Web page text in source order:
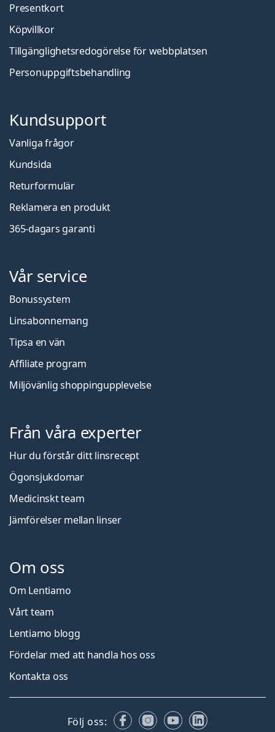
Presentkort
Köpvillkor
Tillgänglighetsredogörelse för webbplatsen
Personuppgiftsbehandling
Kundsupport
Vanliga frågor
Kundsida
Returformulär
Reklamera en produkt
365-dagars garanti
Vår service
Bonussystem
Linsabonnemang
Tipsa en vän
Affiliate program
Miljövänlig shoppingupplevelse
Från våra experter
Hur du förstår ditt linsrecept
Ögonsjukdomar
Medicinskt team
Jämförelser mellan linser
Om oss
Om Lentiamo
Vårt team
Lentiamo blogg
Fördelar med att handla hos oss
Kontakta oss
Följ oss: FacebookInstagram
YouTubeLinkedIn